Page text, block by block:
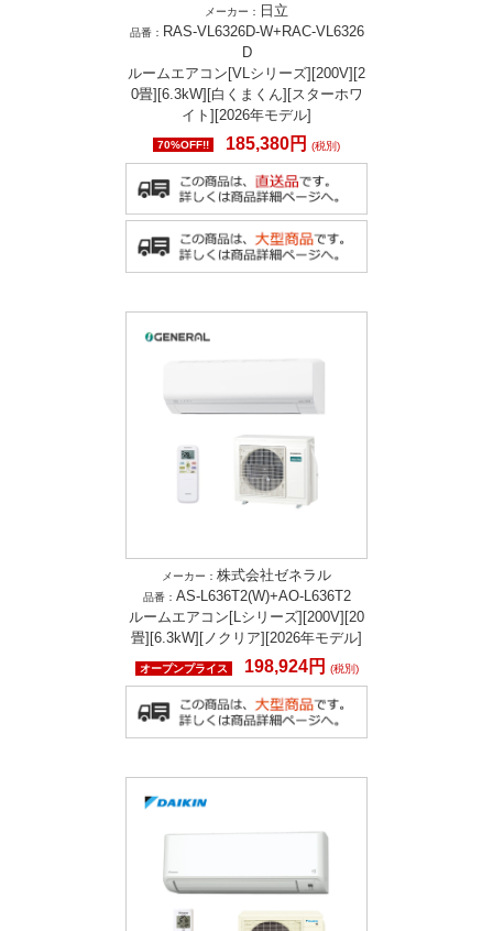
メーカー： 日立
品番： RAS-VL6326D-W+RAC-VL6326
D
ルームエアコン[VLシリーズ][200V][2
0畳][6.3kW][白くまくん][スターホワ
イト][2026年モデル]
70%OFF!! 185,380円 (税別)
メーカー： 株式会社ゼネラル
品番： AS-L636T2(W)+AO-L636T2
ルームエアコン[Lシリーズ][200V][20
畳][6.3kW][ノクリア][2026年モデル]
オープンプライス 198,924円 (税別)